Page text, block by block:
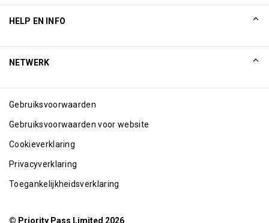
Excellence Awards
Blog
HELP EN INFO
NETWERK
Gebruiksvoorwaarden
Gebruiksvoorwaarden voor website
Cookieverklaring
Privacyverklaring
Toegankelijkheidsverklaring
© Priority Pass Limited 2026